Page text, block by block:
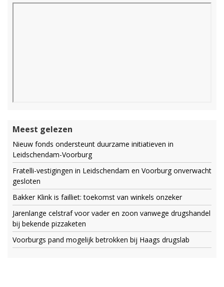
Meest gelezen
Nieuw fonds ondersteunt duurzame initiatieven in
Leidschendam-Voorburg
Fratelli-vestigingen in Leidschendam en Voorburg onverwacht
gesloten
Bakker Klink is failliet: toekomst van winkels onzeker
Jarenlange celstraf voor vader en zoon vanwege drugshandel
bij bekende pizzaketen
Voorburgs pand mogelijk betrokken bij Haags drugslab